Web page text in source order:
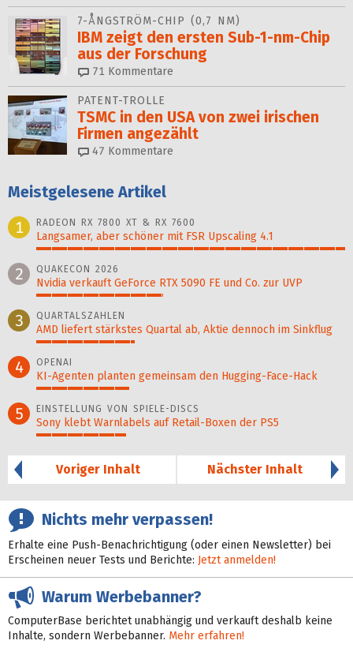
7-ÅNGSTRÖM-CHIP (0,7 NM)
IBM zeigt den ersten Sub-1-nm-Chip
aus der Forschung
71 Kommentare
PATENT-TROLLE
TSMC in den USA von zwei irischen
Firmen angezählt
47 Kommentare
Meistgelesene Artikel
1
RADEON RX 7800 XT & RX 7600
Langsamer, aber schöner mit FSR Upscaling 4.1
2 QUAKECON 2026
Nvidia verkauft GeForce RTX 5090 FE und Co. zur UVP
3 QUARTALSZAHLEN
AMD liefert stärkstes Quartal ab, Aktie dennoch im Sinkflug
4 OPENAI
KI-Agenten planten gemein­sam den Hugging-Face-Hack
5 EINSTELLUNG VON SPIELE-DISCS
Sony klebt Warnlabels auf Retail-Boxen der PS5
Voriger Inhalt
Nächster Inhalt
Nichts mehr verpassen!
Erhalte eine Push-Benachrichtigung (oder einen Newsletter) bei
Erscheinen neuer Tests und Berichte: Jetzt anmelden!
Warum Werbebanner?
ComputerBase berichtet unabhängig und verkauft deshalb keine
Inhalte, sondern Werbebanner. Mehr erfahren!